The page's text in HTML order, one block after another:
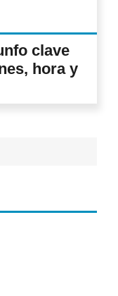
clave
hora y